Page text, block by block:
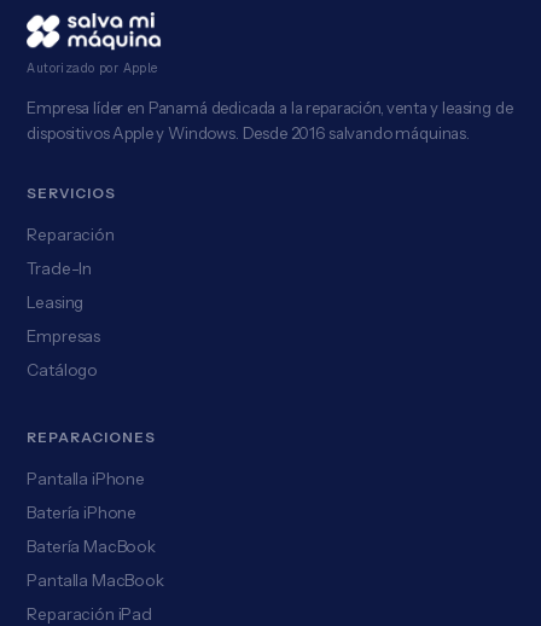
Autorizado por Apple
Empresa líder en Panamá dedicada a la reparación, venta y leasing de
dispositivos Apple y Windows. Desde 2016 salvando máquinas.
SERVICIOS
Reparación
Trade-In
Leasing
Empresas
Catálogo
REPARACIONES
Pantalla iPhone
Batería iPhone
Batería MacBook
Pantalla MacBook
Reparación iPad